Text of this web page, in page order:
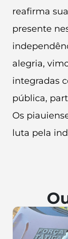
reafirma
presente
alegria,
integradas
pública,
Os
luta pela